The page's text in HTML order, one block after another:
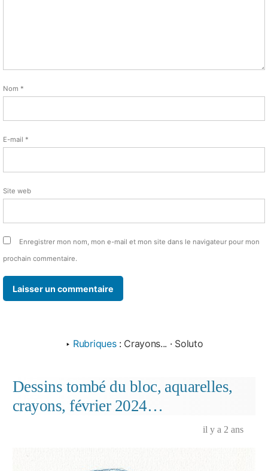
Nom *
E-mail *
Site web
Enregistrer mon nom, mon e-mail et mon site dans le navigateur pour mon
prochain commentaire.
‣ Rubriques : Crayons... · Soluto
Dessins tombé du bloc, aquarelles,
crayons, février 2024…
il y a 2 ans